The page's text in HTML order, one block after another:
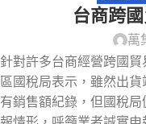
台商跨
萬
針對許多台商經營跨國
區國稅局表示，雖然出
有銷售額紀錄，但國稅